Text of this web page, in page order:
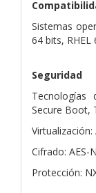
Sistemas
64 bits,
Seguridad
Tecnologías
Secure Boot,
Virtualización:
Cifrado: AES-
Protección: